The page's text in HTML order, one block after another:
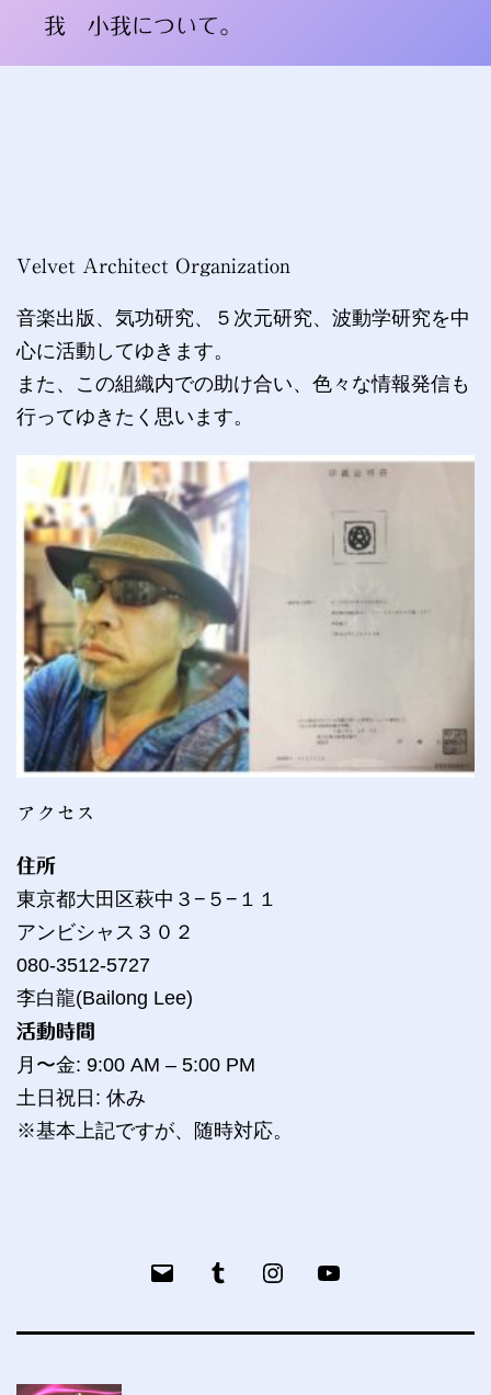
我 小我について。
Velvet Architect Organization
音楽出版、気功研究、５次元研究、波動学研究を中
心に活動してゆきます。
また、この組織内での助け合い、色々な情報発信も
行ってゆきたく思います。
アクセス
住所
東京都大田区萩中３−５−１１
アンビシャス３０２
080-3512-5727
李白龍(Bailong Lee)
活動時間
月〜金: 9:00 AM – 5:00 PM
土日祝日: 休み
※基本上記ですが、随時対応。
Tumblr bailog